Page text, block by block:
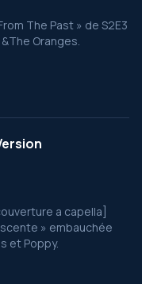
The Past » de S2E3
Oranges.
a capella]
» embauchée
et Poppy.